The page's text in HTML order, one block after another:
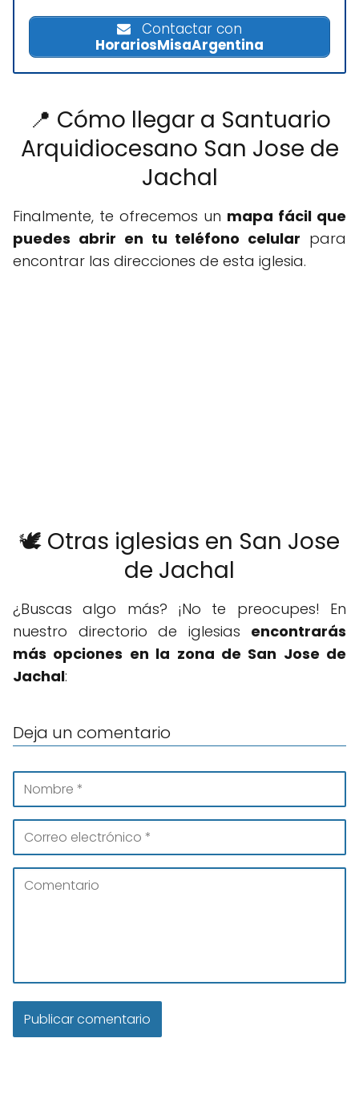
Contactar con
HorariosMisaArgentina
📍 Cómo llegar a Santuario
Arquidiocesano San Jose de
Jachal
Finalmente, te ofrecemos un mapa fácil que
puedes abrir en tu teléfono celular para
encontrar las direcciones de esta iglesia.
🕊️ Otras iglesias en San Jose
de Jachal
¿Buscas algo más? ¡No te preocupes! En
nuestro directorio de iglesias encontrarás
más opciones en la zona de San Jose de
Jachal:
Deja un comentario